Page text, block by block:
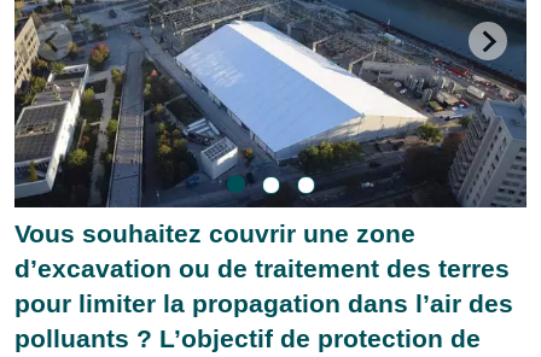
Vous souhaitez couvrir une zone
d’excavation ou de traitement des terres
pour limiter la propagation dans l’air des
polluants ? L’objectif de protection de